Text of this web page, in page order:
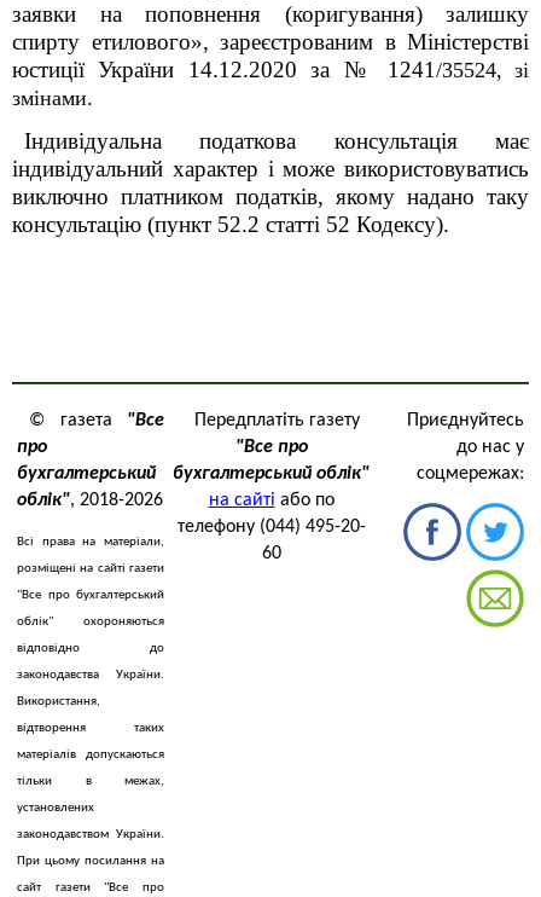
заявки на поповнення (коригування) залишку
спирту етилового», зареєстрованим в Міністерстві
юстиції України 14.12.2020 за № 1241 /35524, зі
змінами.
Індивідуальна податкова консультація має
індивідуальний характер і може використовуватись
виключно платником податків, якому надано таку
консультацію (пункт 52.2 статті 52 Кодексу).
© газета "Все
про
бухгалтерський
облік", 2018-2026
Всі права на матеріали,
розміщені на сайті газети
"Все про бухгалтерський
облік" охороняються
відповідно до
законодавства України.
Використання,
відтворення таких
матеріалів допускаються
тільки в межах,
установлених
законодавством України.
При цьому посилання на
сайт газети "Все про
Передплатіть газету
"Все про
бухгалтерський облік"
на сайті або по
телефону (044) 495-20-
60
Приєднуйтесь
до нас у
соцмережах: